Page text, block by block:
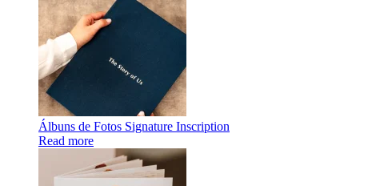
Álbuns de Fotos Signature Inscription
Read more